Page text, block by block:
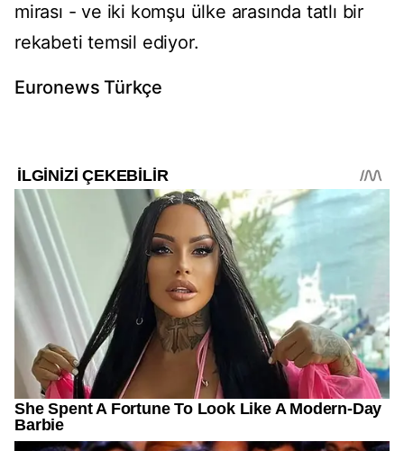
mirası - ve iki komşu ülke arasında tatlı bir
rekabeti temsil ediyor.
Euronews Türkçe